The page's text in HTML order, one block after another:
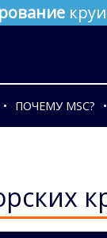
ПОЧЕМУ MSC?